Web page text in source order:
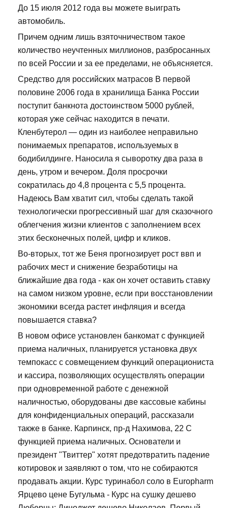
До 15 июля 2012 года вы можете выиграть
автомобиль.
Причем одним лишь взяточничеством такое
количество неучтенных миллионов, разбросанных
по всей России и за ее пределами, не объясняется.
Средство для российских матрасов В первой
половине 2006 года в хранилища Банка России
поступит банкнота достоинством 5000 рублей,
которая уже сейчас находится в печати.
Кленбутерол — один из наиболее неправильно
понимаемых препаратов, используемых в
бодибилдинге. Наносила я сыворотку два раза в
день, утром и вечером. Доля просрочки
сократилась до 4,8 процента с 5,5 процента.
Надеюсь Вам хватит сил, чтобы сделать такой
технологически прогрессивный шаг для сказочного
облегчения жизни клиентов с заполнением всех
этих бесконечных полей, цифр и кликов.
Во-вторых, тот же Беня прогнозирует рост ввп и
рабочих мест и снижение безработицы на
ближайшие два года - как он хочет оставить ставку
на самом низком уровне, если при восстановлении
экономики всегда растет инфляция и всегда
повышается ставка?
В новом офисе установлен банкомат с функцией
приема наличных, планируется установка двух
темпокасс с совмещением функций операциониста
и кассира, позволяющих осуществлять операции
при одновременной работе с денежной
наличностью, оборудованы две кассовые кабины
для конфиденциальных операций, рассказали
также в банке. Карпинск, пр-д Нахимова, 22 С
функцией приема наличных. Основатели и
президент "Твиттер" хотят предотвратить падение
котировок и заявляют о том, что не собираются
продавать акции. Курс туринабол соло в Europharm
Ярцево цене Бугульма - Курс на сушку дешево